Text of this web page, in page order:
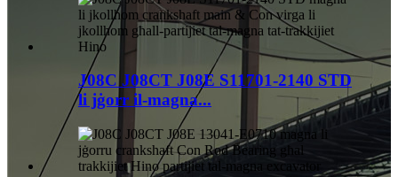
J08C J08CT J08E S11701-2140 STD
li jġorr il-magna...